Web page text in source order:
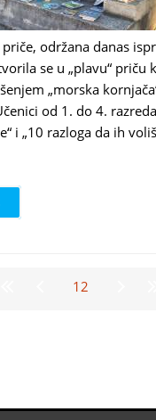
održana danas
se u „plavu“ priču
„morska
od 1. do 4.
i „10 razloga da ih
12